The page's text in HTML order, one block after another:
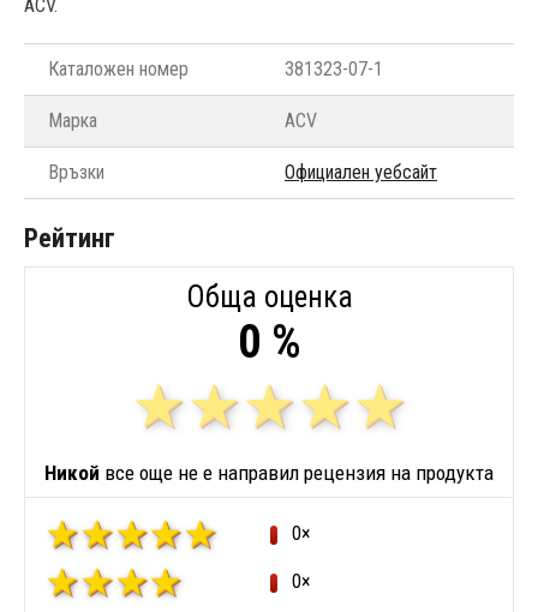
ACV.
Каталожен номер 381323-07-1
Марка ACV
Връзки Официален уебсайт
Рейтинг
Обща оценка
0 %
Никой все още не е направил рецензия на продукта
0×
0×